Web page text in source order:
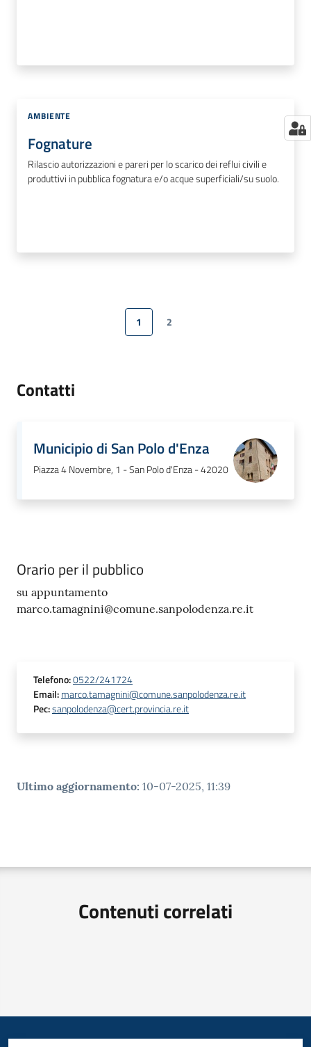
AMBIENTE
Fognature
Rilascio autorizzazioni e pareri per lo scarico dei reflui civili e
produttivi in pubblica fognatura e/o acque superficiali/su suolo.
Pagina precedente
Pagina
1 Pagina
2
Contatti
Municipio di San Polo d'Enza
Piazza 4 Novembre, 1 - San Polo d'Enza - 42020
Orario per il pubblico
su appuntamento
marco.tamagnini@comune.sanpolodenza.re.it
Telefono:0522/241724
Email:marco.tamagnini@comune.sanpolodenza.re.it
Pec:sanpolodenza@cert.provincia.re.it
Ultimo aggiornamento: 10-07-2025, 11:39
Contenuti correlati